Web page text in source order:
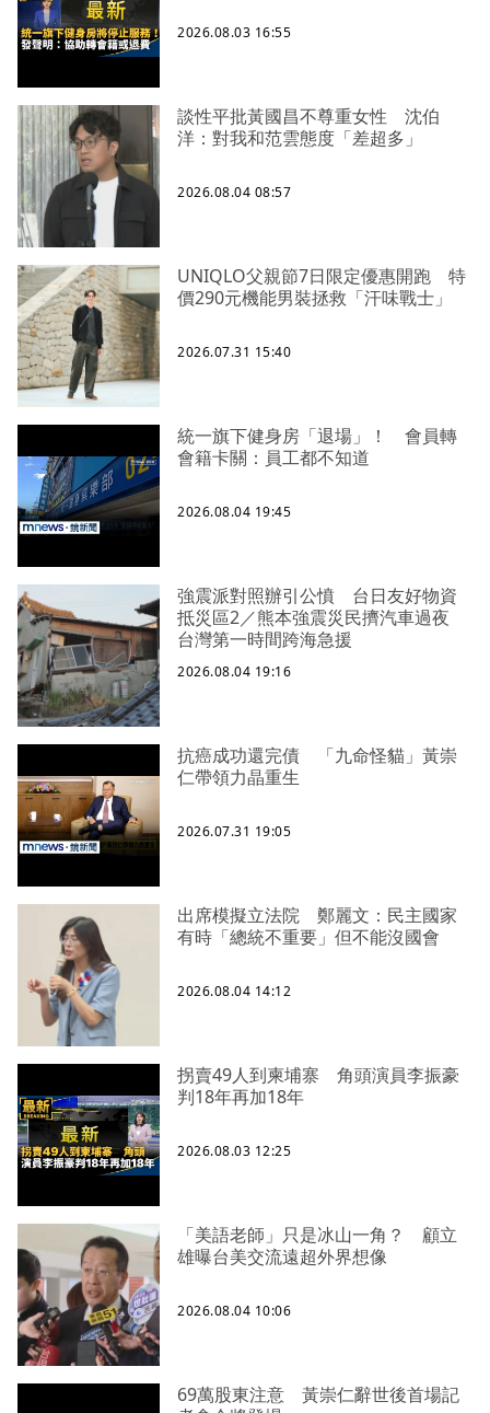
2026.08.03 16:55
談性平批黃國昌不尊重女性 沈伯
洋：對我和范雲態度「差超多」
2026.08.04 08:57
UNIQLO父親節7日限定優惠開跑 特
價290元機能男裝拯救「汗味戰士」
2026.07.31 15:40
統一旗下健身房「退場」！ 會員轉
會籍卡關：員工都不知道
2026.08.04 19:45
強震派對照辦引公憤 台日友好物資
抵災區2／熊本強震災民擠汽車過夜
台灣第一時間跨海急援
2026.08.04 19:16
抗癌成功還完債 「九命怪貓」黃崇
仁帶領力晶重生
2026.07.31 19:05
出席模擬立法院 鄭麗文：民主國家
有時「總統不重要」但不能沒國會
2026.08.04 14:12
拐賣49人到柬埔寨 角頭演員李振豪
判18年再加18年
2026.08.03 12:25
「美語老師」只是冰山一角？ 顧立
雄曝台美交流遠超外界想像
2026.08.04 10:06
69萬股東注意 黃崇仁辭世後首場記